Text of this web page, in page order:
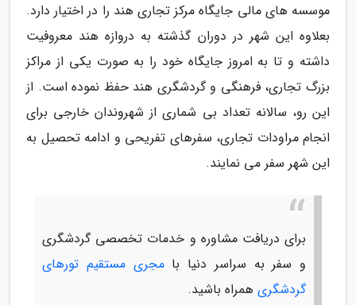
موسسه های مالی جایگاه مرکز تجاری هند را در اختیار دارد.
بعلاوه این شهر در دوران گذشته به دروازه هند معروفیت
داشته و تا به امروز جایگاه خود را به صورت یکی از مراکز
بزرگ تجاری، فرهنگی و گردشگری هند حفظ نموده است. از
این رو، سالانه تعداد بی شماری از شهروندان خارجی برای
انجام مراودات تجاری، سفرهای تفریحی و ادامه تحصیل به
این شهر سفر می نمایند.
برای دریافت مشاوره و خدمات تخصصی گردشگری
و سفر به سراسر دنیا بامجری مستقیم تورهای
گردشگری همراه باشید.